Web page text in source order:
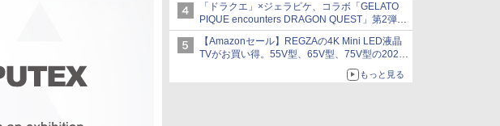
「特製ガーリックマヨソース」を使用した超大
型チーズバーガー
「ドラクエ」×ジェラピケ、コラボ「GELATO
PIQUE encounters DRAGON QUEST」第2弾が
本日発売
アイスカップに入ったスライムやわたぼう、ベ
ビーサタンなどがオリジナルアートで登場
【Amazonセール】REGZAの4K Mini LED液晶
TVがお買い得。55V型、65V型、75V型の2026
もっと見る